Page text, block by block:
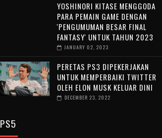
YOSHINORI KITASE MENGGODA
PARA PEMAIN GAME DENGAN
'PENGUMUMAN BESAR FINAL
FANTASY' UNTUK TAHUN 2023
JANUARY 02, 2023
PERETAS PS3 DIPEKERJAKAN
UNTUK MEMPERBAIKI TWITTER
OLEH ELON MUSK KELUAR DINI
DECEMBER 23, 2022
PS5